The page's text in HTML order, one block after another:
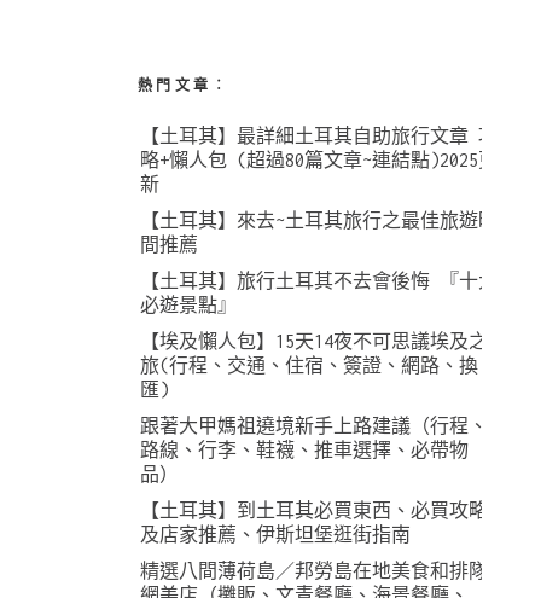
熱門文章︰
【土耳其】最詳細土耳其自助旅行文章 攻
略+懶人包 (超過80篇文章~連結點)2025更
新
【土耳其】來去~土耳其旅行之最佳旅遊時
間推薦
【土耳其】旅行土耳其不去會後悔 『十大
必遊景點』
【埃及懶人包】15天14夜不可思議埃及之
旅(行程、交通、住宿、簽證、網路、換
匯)
跟著大甲媽祖遶境新手上路建議（行程、
路線、行李、鞋襪、推車選擇、必帶物
品）
【土耳其】到土耳其必買東西、必買攻略
及店家推薦、伊斯坦堡逛街指南
精選八間薄荷島／邦勞島在地美食和排隊